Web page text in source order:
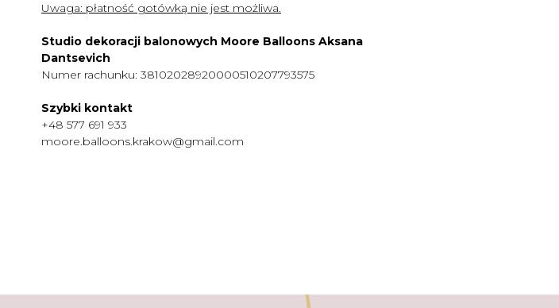
Uwaga: płatność gotówką nie jest możliwa.
Studio dekoracji balonowych Moore Balloons Aksana
Dantsevich
Numer rachunku: 38102028920000510207793575
Szybki kontakt
+48 577 691 933
moore.balloons.krakow@gmail.com